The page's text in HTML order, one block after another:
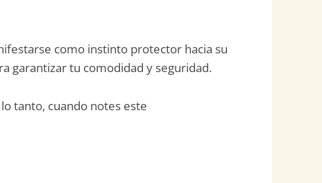
como instinto protector hacia su
garantizar tu comodidad y seguridad.
tanto, cuando notes este